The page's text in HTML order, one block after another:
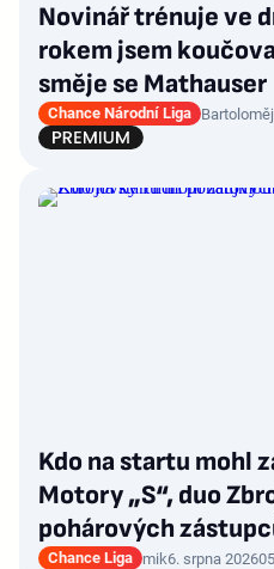
Novinář trénuje ve
rokem jsem
směje se Mathauser
Chance Národní Liga
Kdo na startu mohl
Motory „S“, duo
pohárových
Chance Liga mik6. srpna 2026